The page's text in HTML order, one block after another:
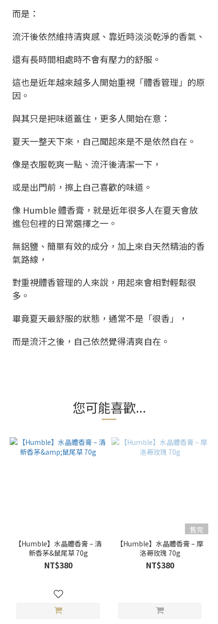
而是：
流汗後依然維持清爽感、靠近時淡淡乾淨的香氣、
還有長時間相處時不會有壓力的舒服。
這也是近年越來越多人開始重視「體香管理」的原
因。
與其只是把味道蓋住，更多人開始在意：
夏天一整天下來，自己聞起來是不是依然自在。
像是衣服乾爽一點、流汗後清潔一下，
或是出門前，擦上自己喜歡的味道。
像 Humble 體香膏，就是近年很多人在夏天會放
進包包裡的日常選擇之一。
無鋁鹽、簡單有效的成分，加上來自天然精油的香
氣路線，
對重視體香管理的人來說，用起來會相對輕鬆很
多。
畢竟夏天最舒服的狀態，通常不是「很香」，
而是流汗之後，自己依然覺得清爽自在。
您可能喜歡...
【Humble】水晶體香膏 – 清
新香茅&鼠尾草 70g
NT$380
售完
【Humble】水晶體香膏 – 摩
洛哥玫瑰 70g
NT$380